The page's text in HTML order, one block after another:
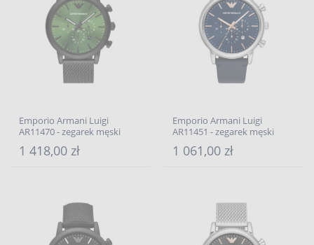
Emporio Armani Luigi
AR11470 - zegarek męski
1 418,00 zł
Emporio Armani Luigi
AR11451 - zegarek męski
1 061,00 zł